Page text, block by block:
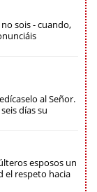
sois - cuando,
al Señor.
días su
esposos un
el respeto hacia